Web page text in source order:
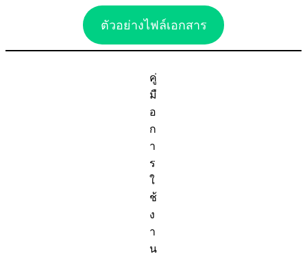
ตัวอย่างไฟล์เอกสาร
คู่
มื
อ
ก
า
ร
ใ
ช้
ง
า
น